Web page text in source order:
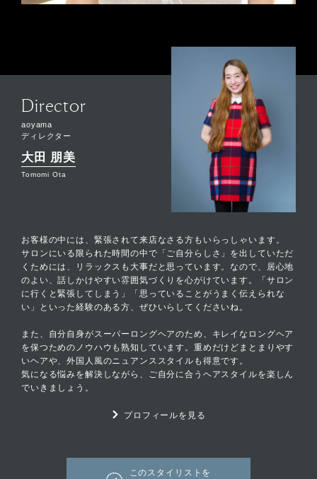
Director
aoyama
ディレクター
大田 朋美
Tomomi Ota
お客様の中には、緊張されて来店なさる方もいらっしゃいます。
サロンにいる限られた時間の中で「ご自分らしさ」を出していただ
くためには、リラックスも大事だと思っています。なので、居心地
のよい、話しかけやすい雰囲気づくりを心がけています。「サロン
に行くと緊張してしまう」「思っていることがうまく伝えられな
い」といった経験のある方、ぜひいらしてくださいね。
また、自分自身がスーパーロングヘアのため、キレイなロングヘア
を保つためのノウハウも熟知しています。重めだけどまとまりやす
いヘアや、外国人風のニュアンススタイルも得意です。
気になる悩みを解決しながら、ご自分に合うヘアスタイルを楽しん
でいきましょう。
プロフィールを見る
このスタイリストを